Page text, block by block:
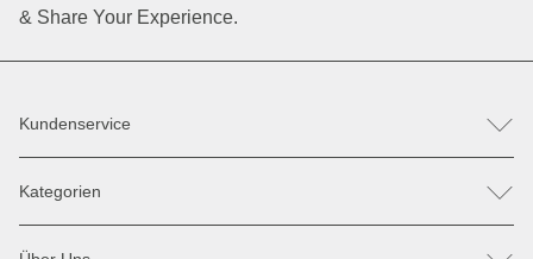
& Share Your Experience.
Kundenservice
Hilfe & Kontakt
Retoure / Reklamation anmelden
Ersatzteile
Kategorien